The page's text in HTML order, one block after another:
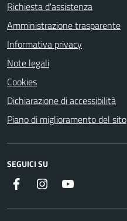
Richiesta d'assistenza
Amministrazione trasparente
Informativa privacy
Note legali
Cookies
Dichiarazione di accessibilità
Piano di miglioramento del sito
SEGUICI SU
Facebook Instagram